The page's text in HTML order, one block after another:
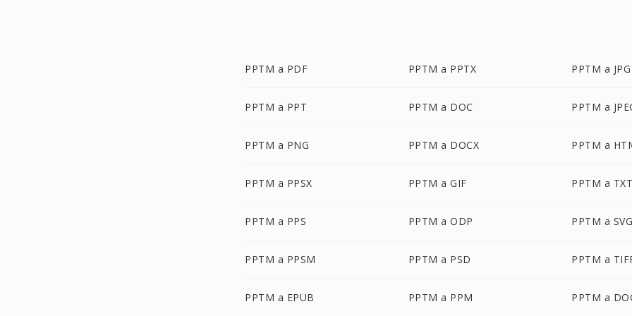
PPTM a PDF PPTM a PPTX PPTM a JPG
PPTM a PPT PPTM a DOC PPTM a
PPTM a PNG PPTM a DOCX PPTM a
PPTM a PPSX PPTM a GIF PPTM a TXT
PPTM a PPS PPTM a ODP PPTM a SVG
PPTM a PPSM PPTM a PSD PPTM a
PPTM a EPUB PPTM a PPM PPTM a